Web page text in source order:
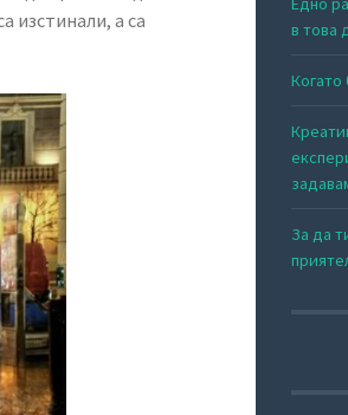
изстинали, а са
в това
За да